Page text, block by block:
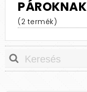
PÁROKNAK
(2 termék)